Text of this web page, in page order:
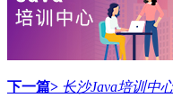
下一篇> 长沙Java培训中